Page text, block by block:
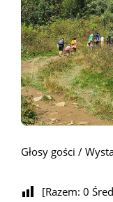
Głosy gości /
[Razem: 0